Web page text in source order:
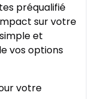
préqualifié
sur votre
et
vos options
votre